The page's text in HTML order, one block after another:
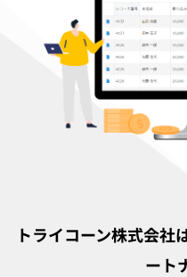
トライコーン株式会社
ート